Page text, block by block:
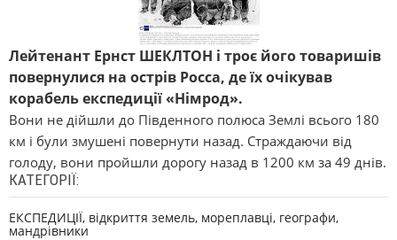
Лейтенант Ернст ШЕКЛТОН і троє його товаришів
повернулися на острів Росса, де їх очікував
корабель експедиції «Німрод».
Вони не дійшли до Південного полюса Землі всього 180
км і були змушені повернути назад. Страждаючи від
голоду, вони пройшли дорогу назад в 1200 км за 49 днів.
КАТЕГОРІЇ:
ЕКСПЕДИЦІЇ, відкриття земель, мореплавці, географи,
мандрівники